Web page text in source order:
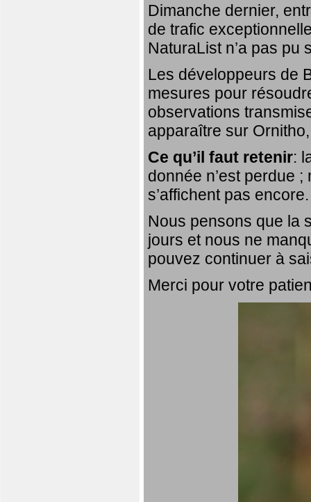
Dimanche dernier,
de trafic
NaturaList n’a pas
Les développeurs de
mesures pour
observations
apparaître sur
Ce qu’il faut retenir:
donnée n’est perdue
s’affichent pas encore.
Nous pensons que la
jours et nous ne
pouvez continuer à
Merci pour votre